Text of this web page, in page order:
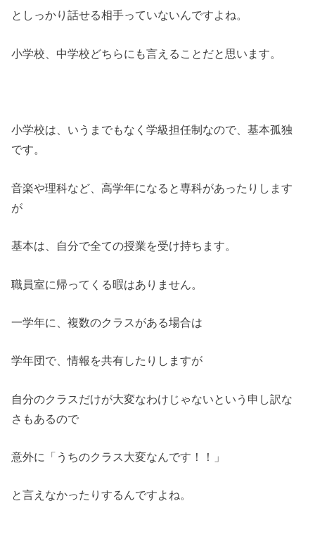
としっかり話せる相手っていないんですよね。
小学校、中学校どちらにも言えることだと思います。
小学校は、いうまでもなく学級担任制なので、基本孤独
です。
音楽や理科など、高学年になると専科があったりします
が
基本は、自分で全ての授業を受け持ちます。
職員室に帰ってくる暇はありません。
一学年に、複数のクラスがある場合は
学年団で、情報を共有したりしますが
自分のクラスだけが大変なわけじゃないという申し訳な
さもあるので
意外に「うちのクラス大変なんです！！」
と言えなかったりするんですよね。